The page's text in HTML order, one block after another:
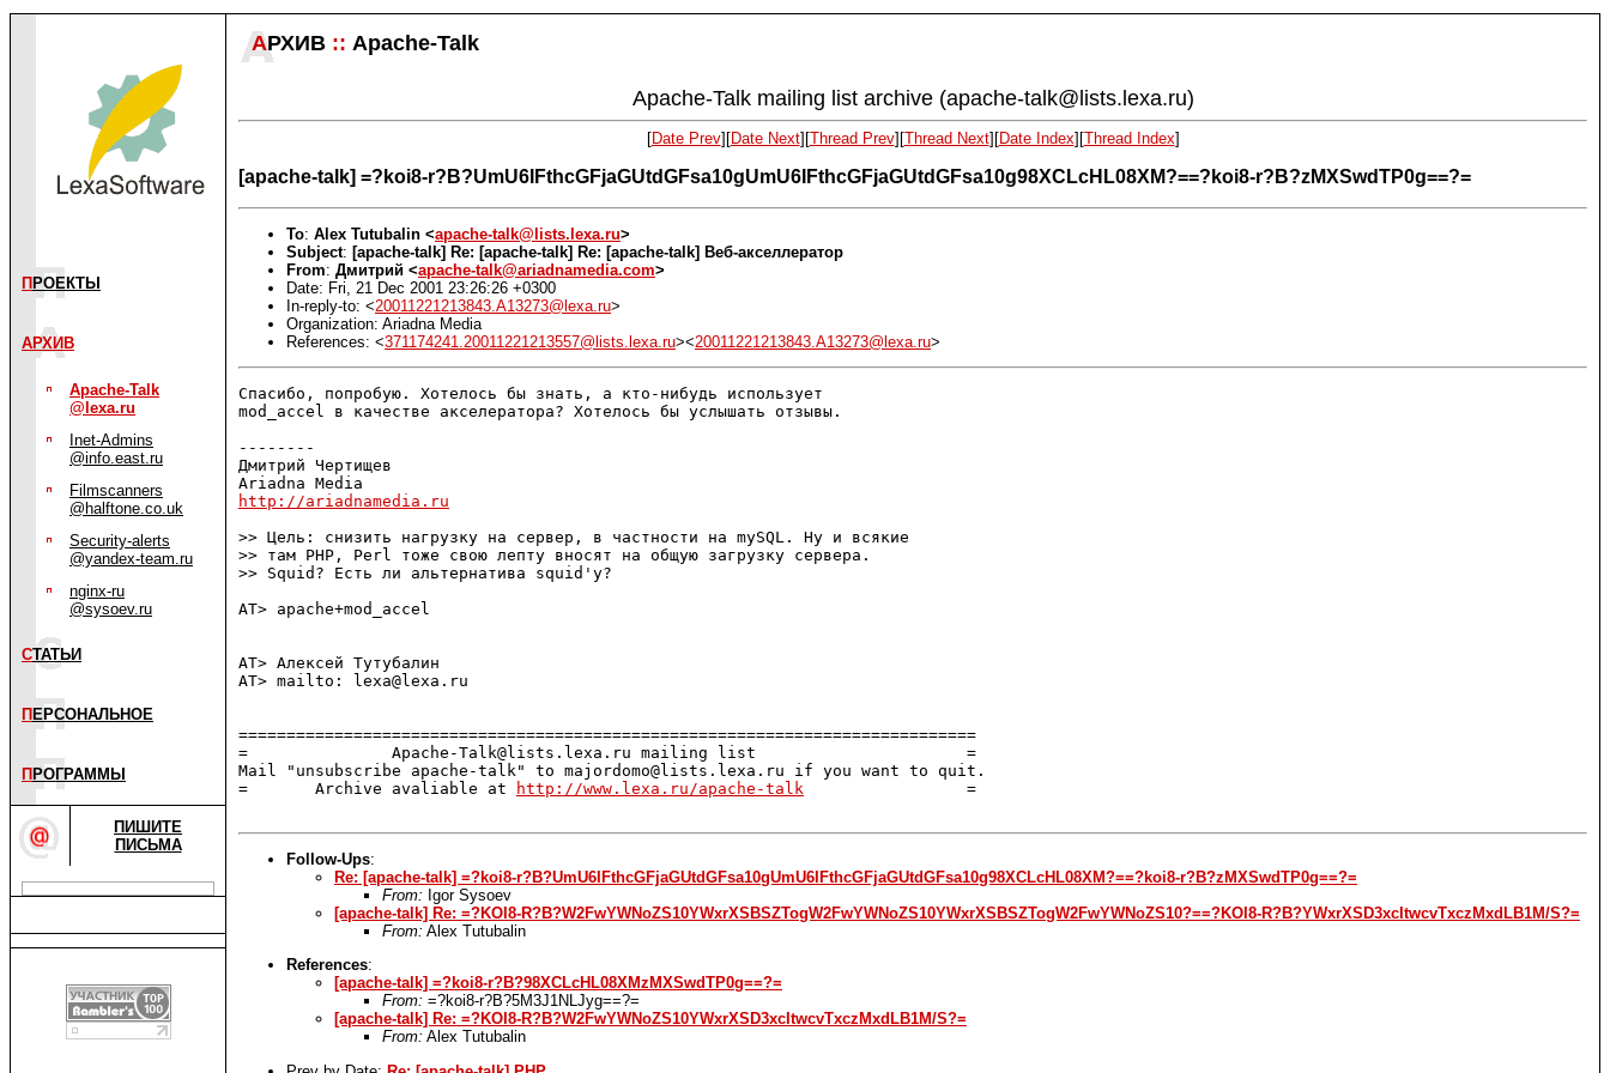
П РОЕКТЫ
АРХИВ
Apache-Talk
@lexa.ru
Inet-Admins
@info.east.ru
Filmscanners
@halftone.co.uk
Security-alerts
@yandex-team.ru
nginx-ru
@sysoev.ru
СТАТЬИ
П ЕРСОНАЛЬНОЕ
П РОГРАММЫ
ПИШИТЕ
ПИСЬМА
АРХИВ :: Apache-Talk
Apache-Talk mailing list archive (apache-talk@lists.lexa.ru)
[Date Prev][Date Next][Thread Prev][Thread Next][Date Index][Thread Index]
[apache-talk] =?koi8-r?B?UmU6IFthcGFjaGUtdGFsa10gUmU6IFthcGFjaGUtdGFsa10g98XCLcHL08XM?==?koi8-r?B?zMXSwdTP0g==?=
To: Alex Tutubalin <apache-talk@lists.lexa.ru>
Subject: [apache-talk] Re: [apache-talk] Re: [apache-talk] Веб-акселлератор
From: Дмитрий <apache-talk@ariadnamedia.com>
Date: Fri, 21 Dec 2001 23:26:26 +0300
In-reply-to: <20011221213843.A13273@lexa.ru>
Organization: Ariadna Media
References: <371174241.20011221213557@lists.lexa.ru><20011221213843.A13273@lexa.ru>
Спасибо, попробую. Хотелось бы знать, а кто-нибудь использует
mod_accel в качестве акселератора? Хотелось бы услышать отзывы.
--------
Дмитрий Чертищев
http://ariadnamedia.ru
>> Цель: снизить нагрузку на сервер, в частности на mySQL. Ну и всякие
>> там PHP, Perl тоже свою лепту вносят на общую загрузку сервера.
>> Squid? Есть ли альтернатива squid'у?
AT> apache+mod_accel
AT> Алексей Тутубалин
AT> mailto: lexa@lexa.ru
=============================================================================
=               Apache-Talk@lists.lexa.ru mailing list                      =
Mail "unsubscribe apache-talk" to majordomo@lists.lexa.ru if you want to quit.
=       Archive avaliable at
http://www.lexa.ru/apache-talk
                 =
Follow-Ups:
Re: [apache-talk] =?koi8-r?B?UmU6IFthcGFjaGUtdGFsa10gUmU6IFthcGFjaGUtdGFsa10g98XCLcHL08XM?==?koi8-r?B?zMXSwdTP0g==?=
From: Igor Sysoev
[apache-talk] Re: =?KOI8-R?B?W2FwYWNoZS10YWxrXSBSZTogW2FwYWNoZS10YWxrXSBSZTogW2FwYWNoZS10?==?KOI8-R?B?YWxrXSD3xcItwcvTxczMxdLB1M/S?=
From: Alex Tutubalin
References:
[apache-talk] =?koi8-r?B?98XCLcHL08XMzMXSwdTP0g==?=
From: =?koi8-r?B?5M3J1NLJyg==?=
[apache-talk] Re: =?KOI8-R?B?W2FwYWNoZS10YWxrXSD3xcItwcvTxczMxdLB1M/S?=
From: Alex Tutubalin